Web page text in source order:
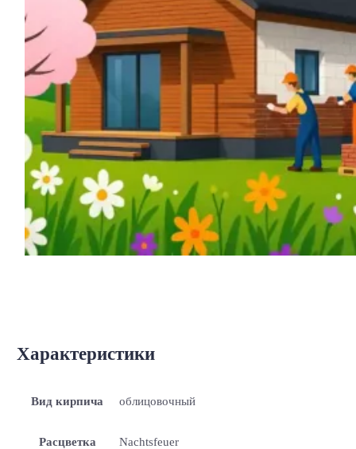
Характеристики
Вид кирпича облицовочный
Расцветка Nachtsfeuer